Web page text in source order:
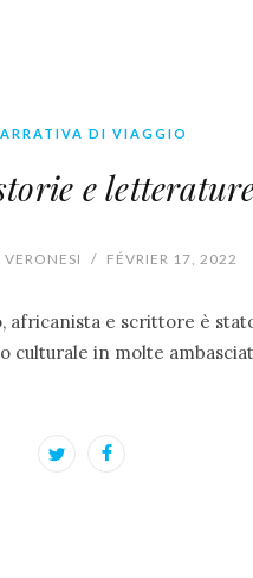
DI VIAGGIO
e
VERONESI / FÉVRIER 17, 2022
africanista e scrittore è
culturale in molte